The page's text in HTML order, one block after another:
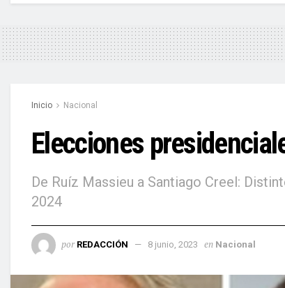
Inicio Nacional
Elecciones
De Ruíz Massieu a Santiago Creel:
2024
por REDACCIÓN 8 junio, 2023 en Nacional